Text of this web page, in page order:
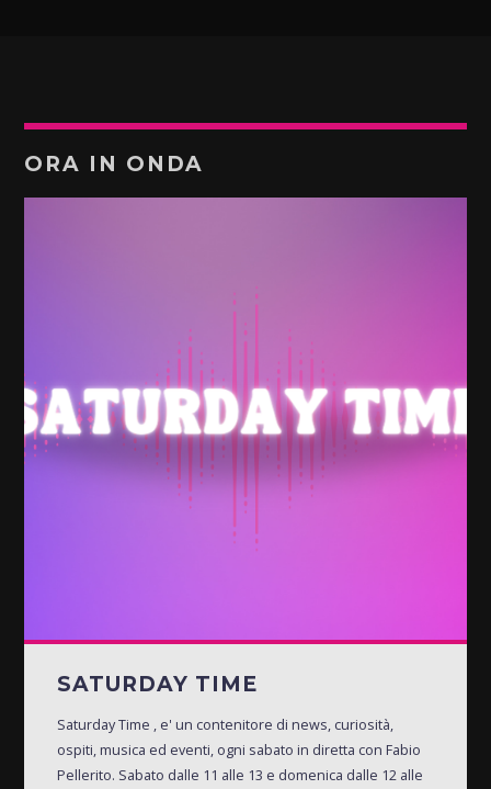
ORA IN ONDA
SATURDAY TIME
Saturday Time , e' un contenitore di news, curiosità,
ospiti, musica ed eventi, ogni sabato in diretta con Fabio
Pellerito. Sabato dalle 11 alle 13 e domenica dalle 12 alle